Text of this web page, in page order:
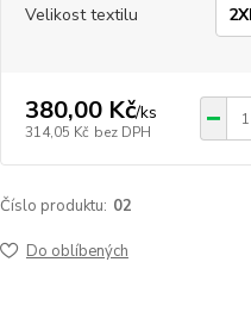
Velikost textilu
380,00 Kč/ks
314,05 Kč bez DPH
Číslo produktu: 02
Do oblíbených